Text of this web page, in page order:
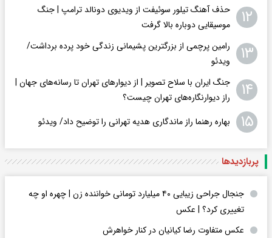
۱۲
حذف آهنگ تیلور سوئیفت از ویدیوی دونالد ترامپ | جنگ
موسیقایی دوباره بالا گرفت
۱۳
رامین پرچمی از بزرگترین پشیمانی زندگی خود پرده برداشت/
ویدئو
۱۴
جنگ ایران با سلاح تصویر | از دیوارهای تهران تا رسانه‌های جهان |
راز دیوارنگاره‌های تهران چیست؟
۱۵ بهاره رهنما راز ماندگاری هدیه تهرانی را توضیح داد/ ویدئو
پربازدید‌ها
جنجال جراحی زیبایی ۴۰ میلیارد تومانی خواننده زن | چهره او چه
تغییری کرد؟ | عکس
عکس متفاوت رضا کیانیان در کنار خواهرش